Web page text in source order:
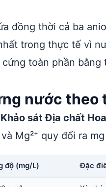
đồng thời cả ba
trong thực tế vì
toàn phần
nước
sát Địa chất
Mg²⁺ quy đổi ra
độ (mg/L) Đặc